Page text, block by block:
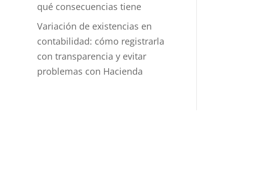
qué consecuencias tiene
Variación de existencias en
contabilidad: cómo registrarla
con transparencia y evitar
problemas con Hacienda